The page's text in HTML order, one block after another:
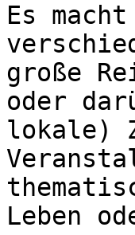
Es
große
oder
lokale)
Leben